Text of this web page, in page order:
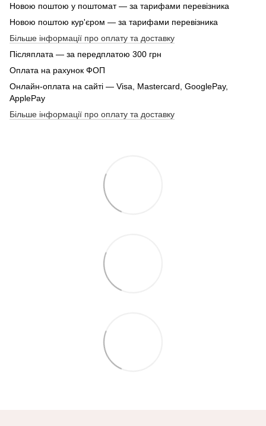
Новою поштою у поштомат — за тарифами перевізника
Новою поштою кур'єром — за тарифами перевізника
Більше інформації про оплату та доставку
Післяплата — за передплатою 300 грн
Оплата на рахунок ФОП
Онлайн-оплата на сайті — Visa, Mastercard, GooglePay,
ApplePay
Більше інформації про оплату та доставку